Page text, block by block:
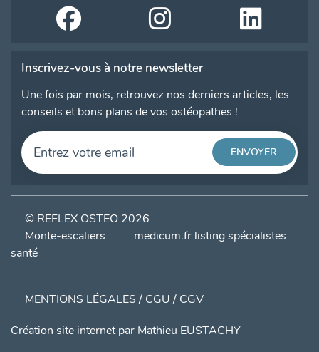
Inscrivez-vous à notre newsletter
Une fois par mois, retrouvez nos derniers articles, les
conseils et bons plans de vos ostéopathes !
© REFLEX OSTEO 2026
Monte-escaliers
medicum.fr listing spécialistes
santé
MENTIONS LÉGALES / CGU / CGV
Création site internet par Mathieu EUSTACHY